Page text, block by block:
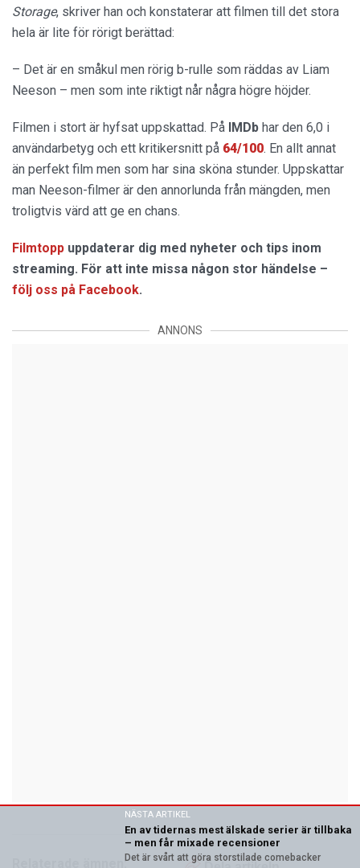
Storage, skriver han och konstaterar att filmen till det stora
hela är lite för rörigt berättad:
– Det är en småkul men rörig b-rulle som räddas av Liam
Neeson – men som inte riktigt når några högre höjder.
Filmen i stort är hyfsat uppskattad. På IMDb har den 6,0 i
användarbetyg och ett kritikersnitt på 64/100. En allt annat
än perfekt film men som har sina sköna stunder. Uppskattar
man Neeson-filmer är den annorlunda från mängden, men
troligtvis värd att ge en chans.
Filmtopp uppdaterar dig med nyheter och tips inom
streaming. För att inte missa någon stor händelse –
följ oss på Facebook.
ANNONS
Relaterade ämnen:
NÄSTA ARTIKEL
En av tidernas mest älskade serier är tillbaka
– men får mixade recensioner
Det är svårt att göra storstilade comebacker